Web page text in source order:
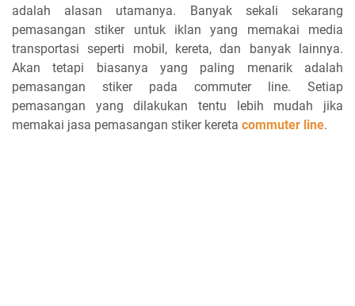
adalah alasan utamanya. Banyak sekali sekarang
pemasangan stiker untuk iklan yang memakai media
transportasi seperti mobil, kereta, dan banyak lainnya.
Akan tetapi biasanya yang paling menarik adalah
pemasangan stiker pada commuter line. Setiap
pemasangan yang dilakukan tentu lebih mudah jika
memakai jasa pemasangan stiker kereta commuter line.